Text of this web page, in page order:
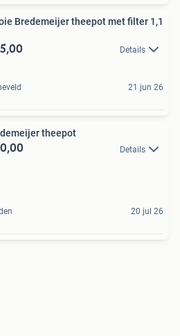
Bredemeijer theepot met filter 1,1
Details
21 jun 26
theepot
Details
20 jul 26